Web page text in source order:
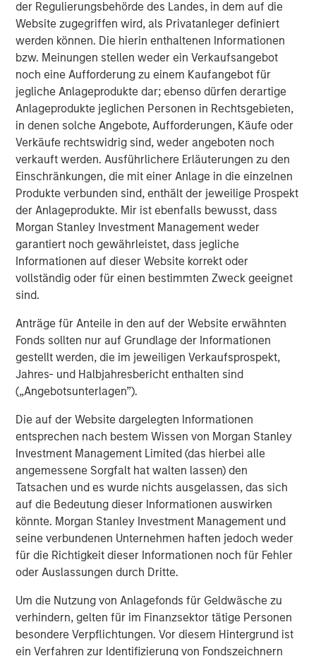
der Regulierungsbehörde des Landes, in dem auf die
Website zugegriffen wird, als Privatanleger definiert
werden können. Die hierin enthaltenen Informationen
bzw. Meinungen stellen weder ein Verkaufsangebot
noch eine Aufforderung zu einem Kaufangebot für
jegliche Anlageprodukte dar; ebenso dürfen derartige
Anlageprodukte jeglichen Personen in Rechtsgebieten,
in denen solche Angebote, Aufforderungen, Käufe oder
Verkäufe rechtswidrig sind, weder angeboten noch
verkauft werden. Ausführlichere Erläuterungen zu den
Einschränkungen, die mit einer Anlage in die einzelnen
Produkte verbunden sind, enthält der jeweilige Prospekt
der Anlageprodukte. Mir ist ebenfalls bewusst, dass
Morgan Stanley Investment Management weder
garantiert noch gewährleistet, dass jegliche
Informationen auf dieser Website korrekt oder
vollständig oder für einen bestimmten Zweck geeignet
sind.
Anträge für Anteile in den auf der Website erwähnten
Fonds sollten nur auf Grundlage der Informationen
gestellt werden, die im jeweiligen Verkaufsprospekt,
Jahres- und Halbjahresbericht enthalten sind
(„Angebotsunterlagen”).
Die auf der Website dargelegten Informationen
entsprechen nach bestem Wissen von Morgan Stanley
Investment Management Limited (das hierbei alle
angemessene Sorgfalt hat walten lassen) den
Tatsachen und es wurde nichts ausgelassen, das sich
auf die Bedeutung dieser Informationen auswirken
könnte. Morgan Stanley Investment Management und
seine verbundenen Unternehmen haften jedoch weder
für die Richtigkeit dieser Informationen noch für Fehler
oder Auslassungen durch Dritte.
Um die Nutzung von Anlagefonds für Geldwäsche zu
verhindern, gelten für im Finanzsektor tätige Personen
besondere Verpflichtungen. Vor diesem Hintergrund ist
ein Verfahren zur Identifizierung von Fondszeichnern
Featured Products
NextGen Emerging Markets Fund
Ähnliche Einblicke
BIG PICTURE
Video: Ten Investment Truths About Artificial
Intelligence
BIG PICTURE
Big Picture - Artificial Intelligence: Ten
Investment Truths
Video: Mexico's Domestic Opportunity
The Authors
Jitania Kandhari
Managing Director
Saumya Jain